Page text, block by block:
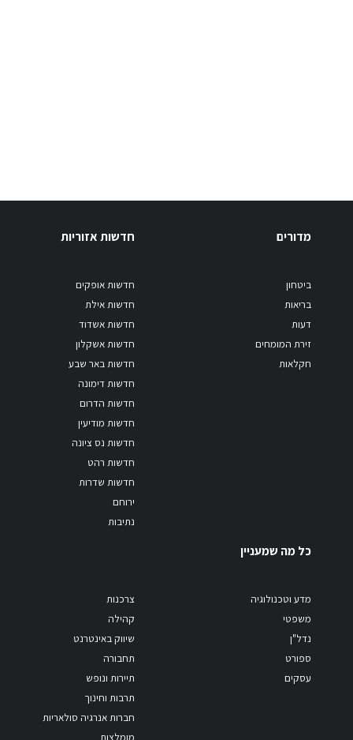
מדורים
ביטחון
בריאות
דעות
זירת המומחים
חקלאות
חדשות אזוריות
חדשות אופקים
חדשות אילת
חדשות אשדוד
חדשות אשקלון
חדשות באר שבע
חדשות דימונה
חדשות הדרום
חדשות מודיעין
חדשות נס ציונה
חדשות רהט
חדשות שדרות
ירוחם
נתיבות
כל מה שמעניין
מדע וטכנולוגיה
משפטי
נדל"ן
ספורט
עסקים
צרכנות
קהילה
שיווק באינטרנט
תחבורה
תיירות ונופש
תרבות וחינוך
חברות אנרגיה סולאריות
מומלצות